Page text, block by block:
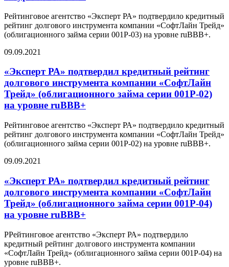
Рейтинговое агентство «Эксперт РА» подтвердило кредитный
рейтинг долгового инструмента компании «СофтЛайн Трейд»
(облигационного займа серии 001P-03) на уровне ruBBB+.
09.09.2021
«Эксперт РА» подтвердил кредитный рейтинг
долгового инструмента компании «CофтЛайн
Трейд» (облигационного займа серии 001P-02)
на уровне ruBBB+
Рейтинговое агентство «Эксперт РА» подтвердило кредитный
рейтинг долгового инструмента компании «СофтЛайн Трейд»
(облигационного займа серии 001P-02) на уровне ruBBB+.
09.09.2021
«Эксперт РА» подтвердил кредитный рейтинг
долгового инструмента компании «CофтЛайн
Трейд» (облигационного займа серии 001P-04)
на уровне ruBBB+
РРейтинговое агентство «Эксперт РА» подтвердило
кредитный рейтинг долгового инструмента компании
«СофтЛайн Трейд» (облигационного займа серии 001P-04) на
уровне ruBBB+.